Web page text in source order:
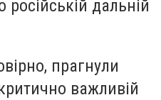
дальній
прагнули
важливій